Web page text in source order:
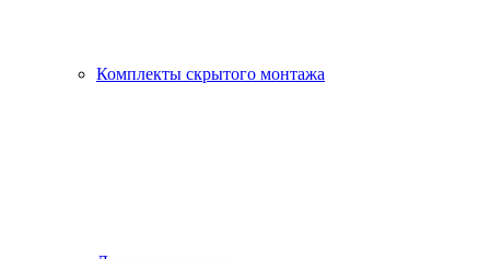
Комплекты скрытого монтажа